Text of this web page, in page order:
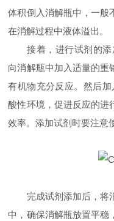
体积倒入消解瓶中，一般
在消解过程中液体溢出。
接着，进行试剂的添
向消解瓶中加入适量的重
有机物充分反应。然后
酸性环境，促进反应的进
效率。添加试剂时要注意
完成试剂添加后，将
中，确保消解瓶放置平稳